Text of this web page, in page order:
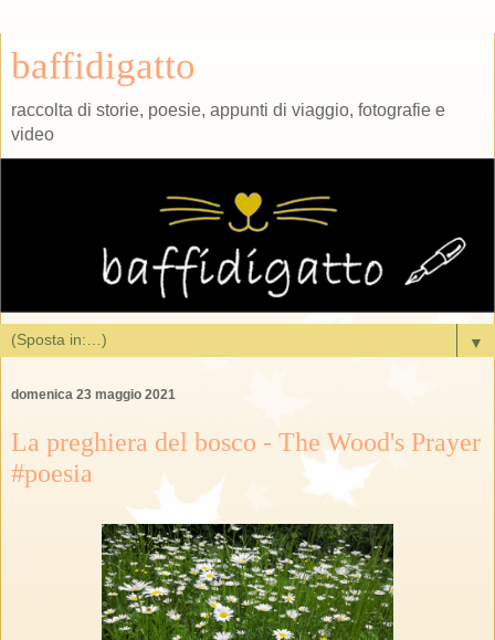
baffidigatto
raccolta di storie, poesie, appunti di viaggio, fotografie e
video
▼
domenica 23 maggio 2021
La preghiera del bosco - The Wood's Prayer
#poesia